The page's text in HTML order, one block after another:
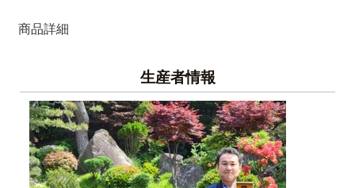
商品詳細
生産者情報